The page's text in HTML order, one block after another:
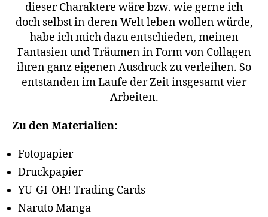
dieser Charaktere wäre bzw. wie gerne ich
doch selbst in deren Welt leben wollen würde,
habe ich mich dazu entschieden, meinen
Fantasien und Träumen in Form von Collagen
ihren ganz eigenen Ausdruck zu verleihen. So
entstanden im Laufe der Zeit insgesamt vier
Arbeiten.
Zu den Materialien:
Fotopapier
Druckpapier
YU-GI-OH! Trading Cards
Naruto Manga